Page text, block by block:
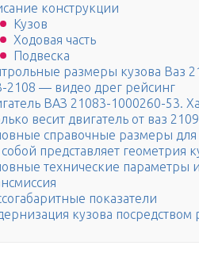
конструкции
Кузов
Ходовая часть
Подвеска
размеры кузова Ваз
2108 — видео дрег рейсинг
ВАЗ 21083-1000260-53.
весит двигатель от ваз 2109
справочные размеры для
представляет геометрия
технические
показатели
кузова посредством